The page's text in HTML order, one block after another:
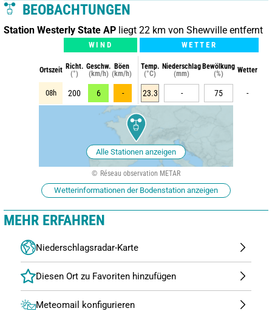
BEOBACHTUNGEN
Station Westerly State AP liegt 22 km von Shewville entfernt
WIND WETTER
Ortszeit Richt.
(°)
Geschw.
(km/h)
Böen
(km/h)
Temp.
(°C)
Niederschlag
(mm)
Bewölkung
(%)
Wetter
08h 200 6 - 23.3 - 75 -
Alle Stationen anzeigen
Réseau observation METAR
Wetterinformationen der Bodenstation anzeigen
MEHR ERFAHREN
Niederschlagsradar-Karte
Meteomail konfigurieren